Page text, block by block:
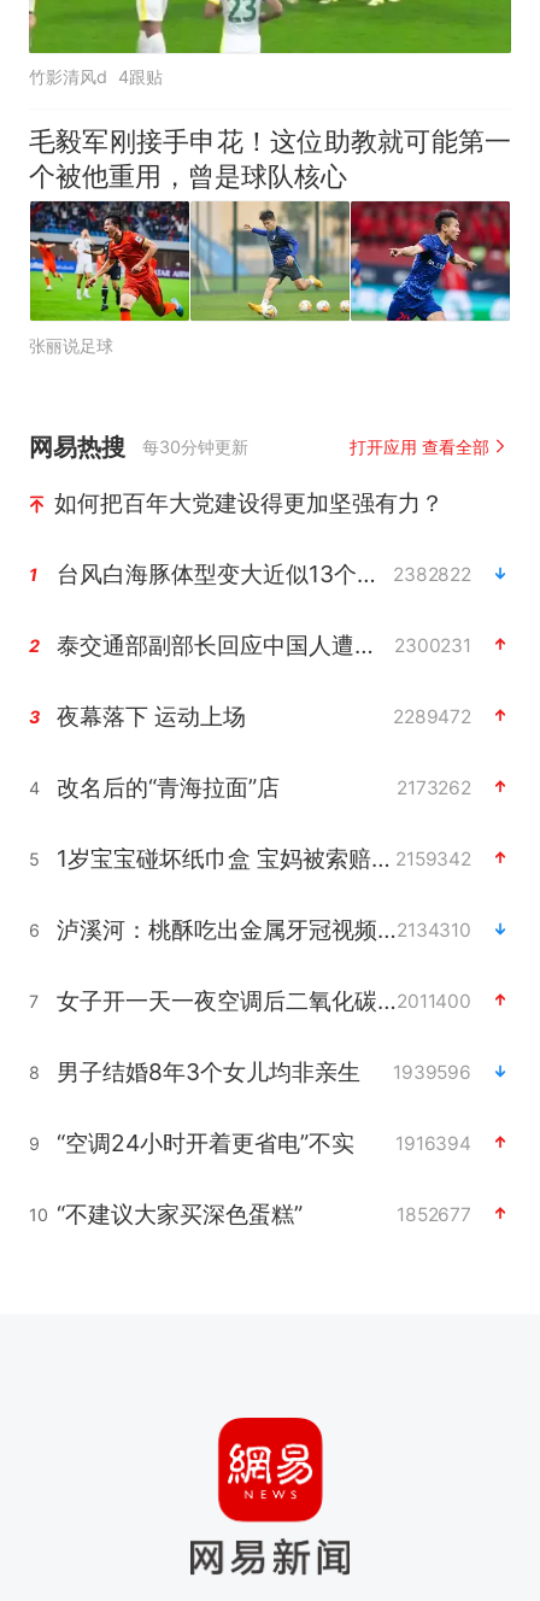
竹影清风d 4跟贴
毛毅军刚接手申花！这位助教就可能第一
个被他重用，曾是球队核心
张丽说足球
网易热搜 每30分钟更新 打开应用 查看全部
如何把百年大党建设得更加坚强有力？
1 台风白海豚体型变大近似13个浙江面积 2382822
2 泰交通部副部长回应中国人遭歧视手势 2300231
3 夜幕落下 运动上场 2289472
4 改名后的“青海拉面”店 2173262
5 1岁宝宝碰坏纸巾盒 宝妈被索赔924元 2159342
6 泸溪河：桃酥吃出金属牙冠视频不实2134310
7 女子开一天一夜空调后二氧化碳中毒2011400
8 男子结婚8年3个女儿均非亲生 1939596
9 “空调24小时开着更省电”不实 1916394
10 “不建议大家买深色蛋糕” 1852677